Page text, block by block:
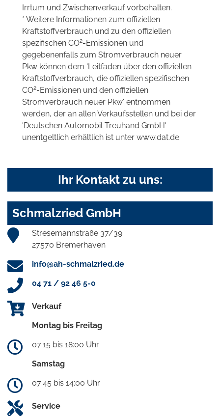
Irrtum und Zwischenverkauf vorbehalten.
* Weitere Informationen zum offiziellen
Kraftstoffverbrauch und zu den offiziellen
spezifischen CO2-Emissionen und
gegebenenfalls zum Stromverbrauch neuer
Pkw können dem 'Leitfaden über den offiziellen
Kraftstoffverbrauch, die offiziellen spezifischen
CO2-Emissionen und den offiziellen
Stromverbrauch neuer Pkw' entnommen
werden, der an allen Verkaufsstellen und bei der
'Deutschen Automobil Treuhand GmbH'
unentgeltlich erhältlich ist unter www.dat.de.
Ihr Kontakt zu uns:
Schmalzried GmbH
Stresemannstraße 37/39
27570 Bremerhaven
info@ah-schmalzried.de
04 71 / 92 46 5-0
Verkauf
Montag bis Freitag
07:15 bis 18:00 Uhr
Samstag
07:45 bis 14:00 Uhr
Service